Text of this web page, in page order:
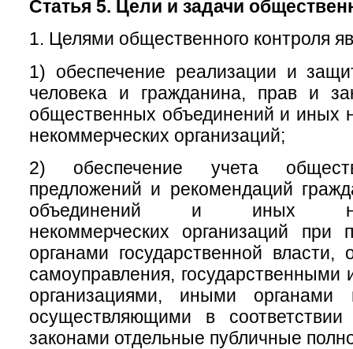
Статья 5. Цели и задачи
1. Целями общественного контроля
1) обеспечение реализации и
человека и гражданина, прав и
общественных объединений и иных
некоммерческих организаций;
2) обеспечение учета
предложений и рекомендаций
объединений и иных
некоммерческих организаций при
органами государственной власти,
самоуправления,
организациями, иными органами
осуществляющими в
законами отдельные публичные